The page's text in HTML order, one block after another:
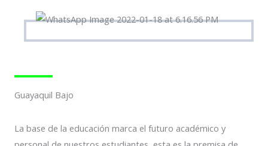
Guayaquil Bajo
La base de la educación marca el futuro académico y